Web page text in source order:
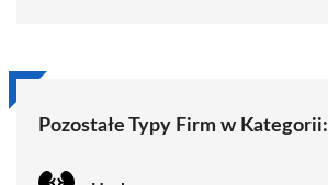
Pozostałe Typy Firm w Kategorii: